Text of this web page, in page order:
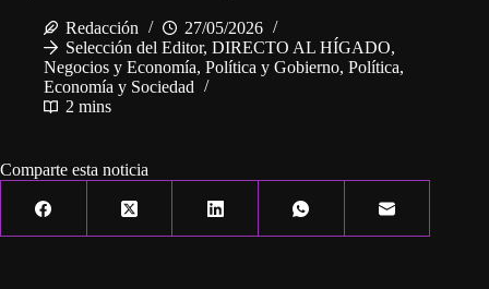
Redacción
27/05/2026
Selección del Editor, DIRECTO AL HÍGADO,
Negocios y Economía, Política y Gobierno, Política,
Economía y Sociedad
2 mins
Comparte esta noticia